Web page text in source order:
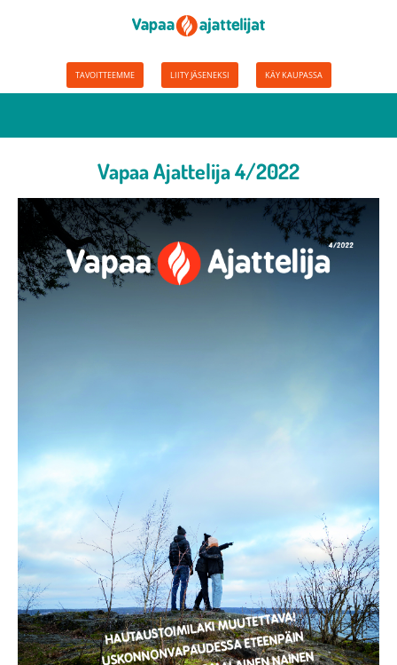
TAVOITTEEMME LIITY JÄSENEKSI KÄY KAUPASSA
Vapaa Ajattelija 4/2022